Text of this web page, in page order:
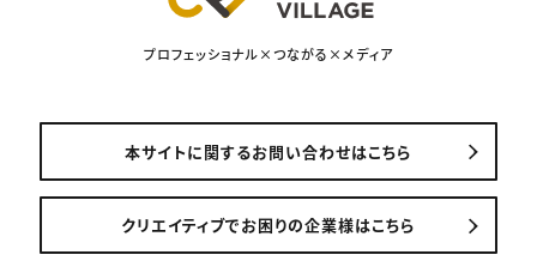
プロフェッショナル×つながる×メディア
本サイトに関するお問い合わせはこちら
クリエイティブでお困りの企業様はこちら